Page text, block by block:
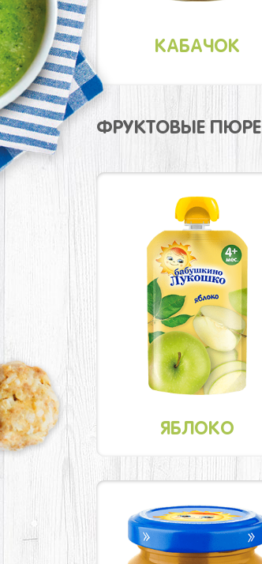
КАБАЧОК
ФРУКТОВЫЕ ПЮРЕ
ЯБЛОКО